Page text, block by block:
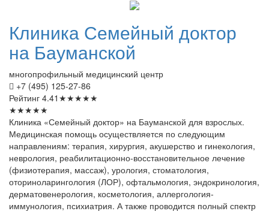
Клиника Семейный доктор
на Бауманской
многопрофильный медицинский центр
+7 (495) 125-27-86
Рейтинг 4.41 ★★★★★
★★★★★
Клиника «Семейный доктор» на Бауманской для взрослых.
Медицинская помощь осуществляется по следующим
направлениям: терапия, хирургия, акушерство и гинекология,
неврология, реабилитационно-восстановительное лечение
(физиотерапия, массаж), урология, стоматология,
оториноларингология (ЛОР), офтальмология, эндокринология,
дерматовенерология, косметология, аллергология-
иммунология, психиатрия. А также проводится полный спектр